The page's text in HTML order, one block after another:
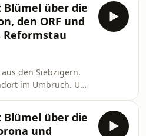
FPÖ ausgerechnet
am stärksten zu, in
seit 1945
mit Michael Ludwig
Wiens,
Blümel über die
den ORF und
Reformstau
aus den Siebzigern.
im Umbruch. Und
Social Media
Blümel über die
und